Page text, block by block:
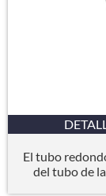
El tubo
del tubo de